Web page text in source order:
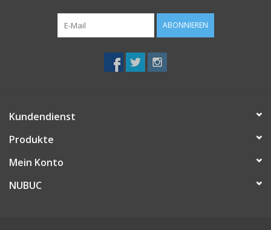
ABONNIEREN
Kundendienst
Produkte
Mein Konto
NUBUC